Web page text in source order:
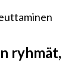
ryhmät,